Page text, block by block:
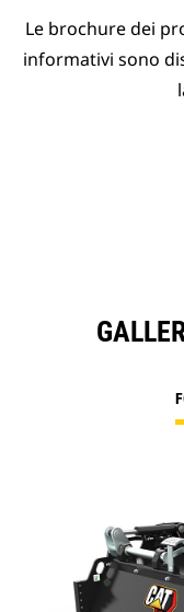
Le brochure dei
informativi sono